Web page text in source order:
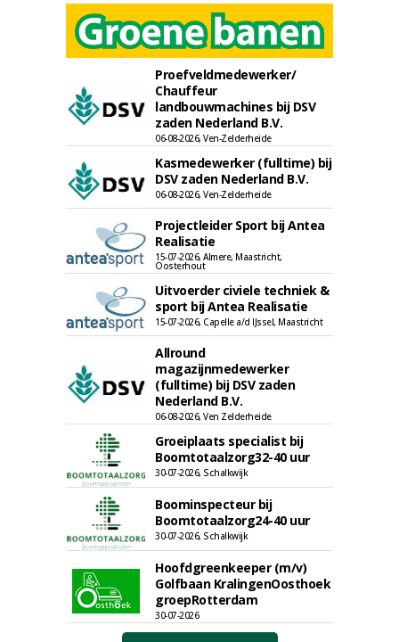
Proefveldmedewerker/
Chauffeur
landbouwmachines bij DSV
zaden Nederland B.V.
06-08-2026, Ven-Zelderheide
Kasmedewerker (fulltime) bij
DSV zaden Nederland B.V.
06-08-2026, Ven-Zelderheide
Projectleider Sport bij Antea
Realisatie
15-07-2026, Almere, Maastricht,
Oosterhout
Uitvoerder civiele techniek &
sport bij Antea Realisatie
15-07-2026, Capelle a/d IJssel, Maastricht
Allround
magazijnmedewerker
(fulltime) bij DSV zaden
Nederland B.V.
06-08-2026, Ven Zelderheide
Groeiplaats specialist bij
Boomtotaalzorg32-40 uur
30-07-2026, Schalkwijk
Boominspecteur bij
Boomtotaalzorg24-40 uur
30-07-2026, Schalkwijk
Hoofdgreenkeeper (m/v)
Golfbaan KralingenOosthoek
groepRotterdam
30-07-2026